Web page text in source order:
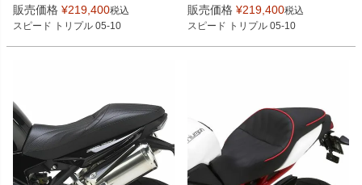
SKU：MK10222-BB-8780G：ST05-
EV-GR-BL：ブラック
EV-GR-BR：ブラッシュ
early-speed-triple-single-headlight-c
onversion/
販売価格 ¥219,400税込
スピード トリプル 05-10
SKU：MK10222-BB-8780B：ST05-
SKU：MK10222-BR-8780B：ST05-
https://motodemic.com/shop/speed-tr
iple-s-rs-single-headlight-conversio
販売価格 ¥219,400税込
スピード トリプル 05-10